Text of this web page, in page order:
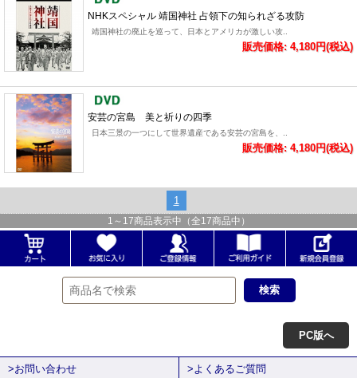
NHKスペシャル 靖国神社 占領下の知られざる攻防
靖国神社の廃止を巡って、日本とアメリカが激しい攻..
販売価格: 4,180円(税込)
安芸の宮島 美と祈りの四季
日本三景の一つにして世界遺産である安芸の宮島を、..
販売価格: 4,180円(税込)
1
1 ～ 17商品表示中（全17商品中）
PC版へ
>お問い合わせ >よくあるご質問